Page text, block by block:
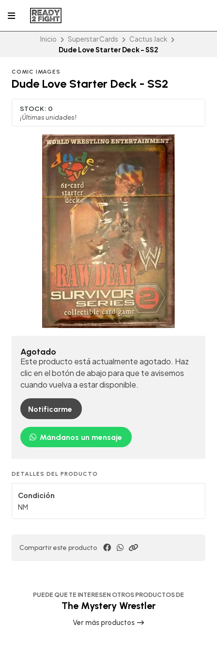
Inicio Superstar Cards
Cactus Jack
Dude Love Starter Deck - SS2
COMIC IMAGES
Dude Love Starter Deck - SS2
STOCK: 0
¡Últimas unidades!
Agotado
Este producto está actualmente agotado. Haz
clic en el botón de abajo para que te avisemos
cuando vuelva a estar disponible.
Notificarme
Mándanos un mensaje
DETALLES DEL PRODUCTO
Condición
NM
Compartir este producto
PUEDE QUE TE INTERESEN OTROS PRODUCTOS DE
The Mystery Wrestler
Ver más productos